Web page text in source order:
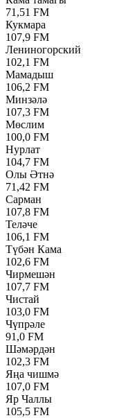
71,51 FM
Кукмара
107,9 FM
Лениногорский
102,1 FM
Мамадыш
106,2 FM
Минзәлә
107,3 FM
Мөслим
100,0 FM
Нурлат
104,7 FM
Олы Әтнә
71,42 FM
Сарман
107,8 FM
Теләче
106,1 FM
Түбән Кама
102,6 FM
Чирмешән
107,7 FM
Чистай
103,0 FM
Чүпрәле
91,0 FM
Шәмәрдән
102,3 FM
Яңа чишмә
107,0 FM
Яр Чаллы
105,5 FM